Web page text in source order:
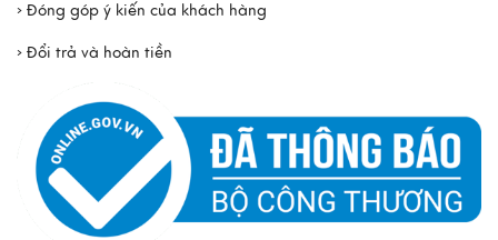
› Đóng góp ý kiến của khách hàng
› Đổi trả và hoàn tiền